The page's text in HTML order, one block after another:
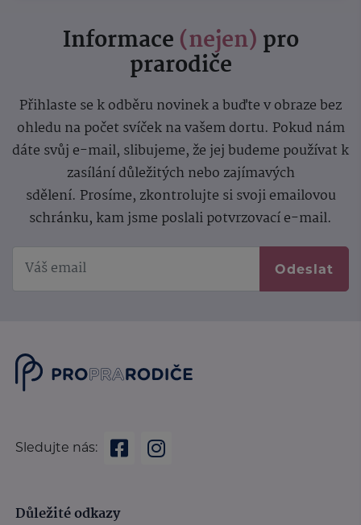
Informace (nejen) pro
prarodiče
Přihlaste se k odběru novinek a buďte v obraze bez
ohledu na počet svíček na vašem dortu. Pokud nám
dáte svůj e-mail, slibujeme, že jej budeme používat k
zasílání důležitých nebo zajímavých
sdělení. Prosíme, zkontrolujte si svoji emailovou
schránku, kam jsme poslali potvrzovací e-mail.
Odeslat
Sledujte nás:
Důležité odkazy